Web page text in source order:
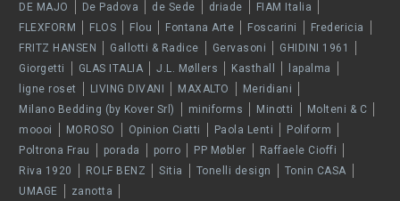
DE MAJO
De Padova de Sede driade
FIAM Italia
FLEXFORM
FLOS Flou Fontana Arte Foscarini
Fredericia
FRITZ HANSEN
Gallotti & Radice Gervasoni
GHIDINI 1961
Giorgetti
GLAS ITALIA J.L. Møllers Kasthall
lapalma
ligne roset
LIVING DIVANI MAXALTO
Meridiani
Milano Bedding (by Kover Srl)
miniforms Minotti
Molteni & C
moooi
MOROSO Opinion Ciatti Paola Lenti
Poliform
Poltrona Frau
porada porro PP Møbler
Raffaele Cioffi
Riva 1920
ROLF BENZ Sitia Tonelli design
Tonin CASA
UMAGE
zanotta